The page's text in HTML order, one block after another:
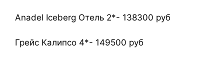
Anadel Iceberg Отель 2*- 138300 руб
Грейс Калипсо 4*- 149500 руб